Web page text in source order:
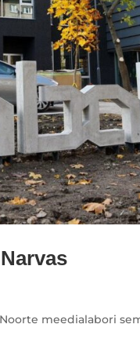
Noorte meedialabori